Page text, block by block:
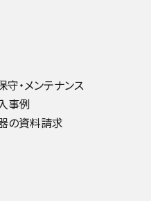
・メンテナンス
事例
の資料請求